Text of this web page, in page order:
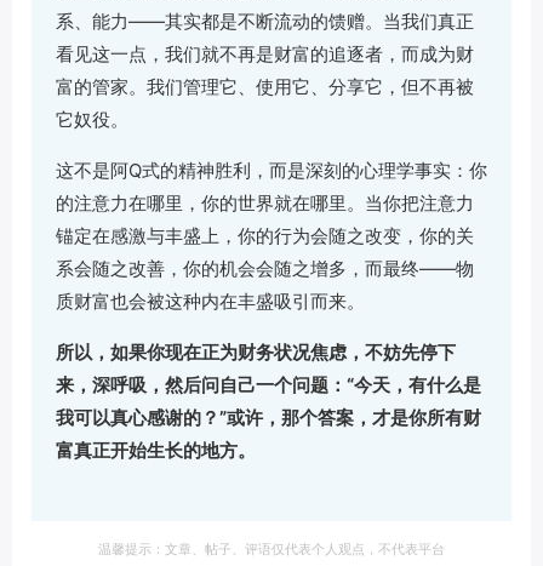
系、能力——其实都是不断流动的馈赠。当我们真正
看见这一点，我们就不再是财富的追逐者，而成为财
富的管家。我们管理它、使用它、分享它，但不再被
它奴役。
这不是阿Q式的精神胜利，而是深刻的心理学事实：你
的注意力在哪里，你的世界就在哪里。当你把注意力
锚定在感激与丰盛上，你的行为会随之改变，你的关
系会随之改善，你的机会会随之增多，而最终——物
质财富也会被这种内在丰盛吸引而来。
所以，如果你现在正为财务状况焦虑，不妨先停下
来，深呼吸，然后问自己一个问题：“今天，有什么是
我可以真心感谢的？”或许，那个答案，才是你所有财
富真正开始生长的地方。
温馨提示：文章、帖子、评语仅代表个人观点，不代表平台